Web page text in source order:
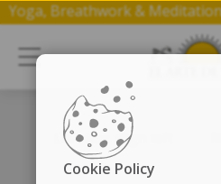
Yoga, Breathwork &
Left box align left
Cookie Policy